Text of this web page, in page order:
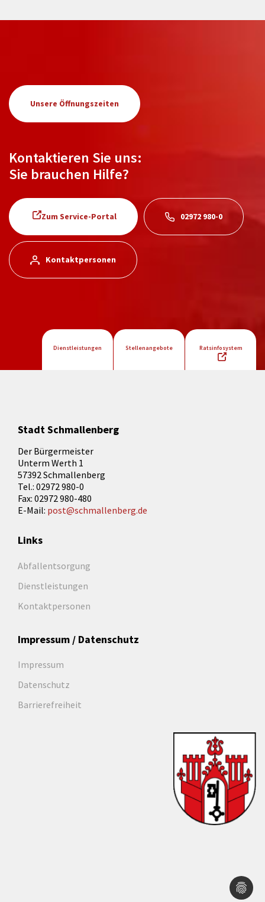
Unsere Öffnungszeiten
Kontaktieren Sie uns:
Sie brauchen Hilfe?
Zum Service-Portal 02972 980-0
Kontaktpersonen
Dienstleistungen Stellenangebote Ratsinfosystem
Stadt Schmallenberg
Der Bürgermeister
Unterm Werth 1
57392 Schmallenberg
Tel.: 02972 980-0
Fax: 02972 980-480
E-Mail: post@schmallenberg.de
Links
Abfallentsorgung
Dienstleistungen
Kontaktpersonen
Impressum / Datenschutz
Impressum
Datenschutz
Barrierefreiheit